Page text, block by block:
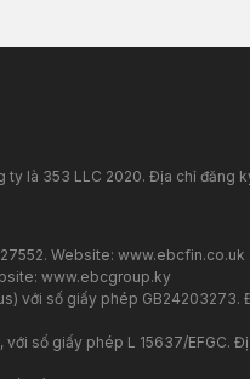
ty là 353 LLC 2020. Địa chỉ đăng
Website: www.ebcfin.co.uk
www.ebcgroup.ky
với số giấy phép GB24203273.
số giấy phép L 15637/EFGC.